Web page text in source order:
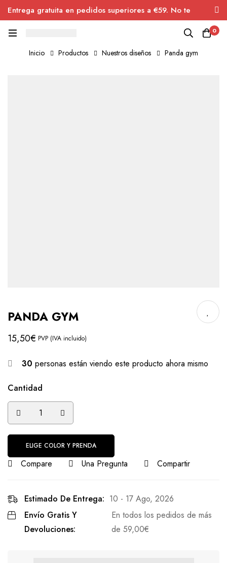
Entrega gratuita en pedidos superiores a €59. No te
pierdas el descuento.
0
Inicio Productos Nuestros diseños Panda gym
PANDA GYM
15,50€ PVP (IVA incluido)
30 personas están viendo este producto ahora mismo
Cantidad
ELIGE COLOR Y PRENDA
Compare Una Pregunta Compartir
Estimado De Entrega: 10 - 17 Ago, 2026
Envío Gratis Y
Devoluciones:
En todos los pedidos de más
de 59,00€